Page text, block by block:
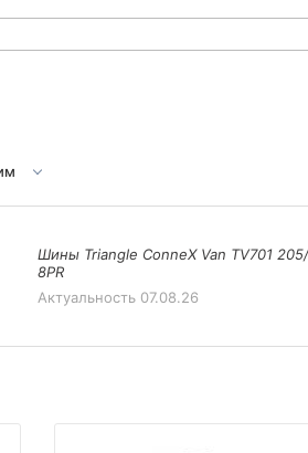
Шины Triangle ConneX Van TV701
8PR
Актуальность 07.08.26